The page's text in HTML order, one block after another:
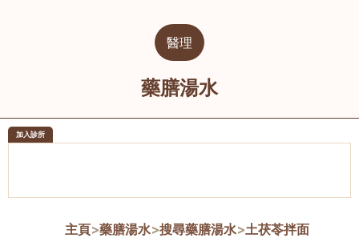
醫理
藥膳湯水
加入診所
主頁>藥膳湯水>搜尋藥膳湯水>土茯苓拌面